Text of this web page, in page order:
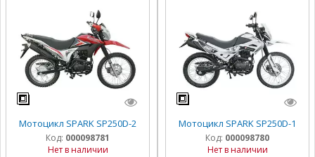
Мотоцикл SPARK SP250D-2
Код: 000098781
Нет в наличии
Мотоцикл SPARK SP250D-1
Код: 000098780
Нет в наличии